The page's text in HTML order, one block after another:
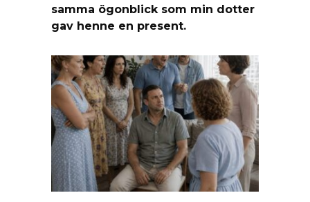
samma ögonblick som min dotter
gav henne en present.